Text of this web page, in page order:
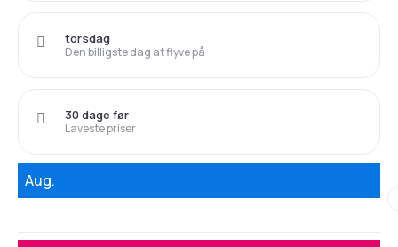
Den billigste dag at flyve på
torsdag
Laveste priser
30 dage før
Aug.